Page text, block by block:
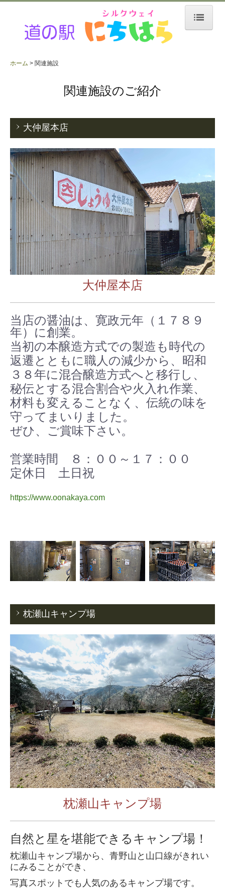
ホーム
施設紹介
フードコート
ヤマザキショップ（コンビニ）
GG場（グランドゴルフ）
研修室・シャワー室
ご利用案内
最新情報・イベント案内
関連施設
津和野逸品堂
ホーム 関連施設
関連施設のご紹介
大仲屋本店
大仲屋本店
当店の醤油は、寛政元年（ １７８９
年）に創業。
当初の本醸造方式での製造も時代の
返遷 とともに職人の減少から、昭和
３８年に混合醸造方式へと移行し、
秘伝とする混合割合や火入れ作業、
材料も変えることなく、伝統の味を
守ってまいりました。
ぜひ、ご賞味下さい。
営業時間 ８：００～１７：００
定休日 土日祝
https://www.oonakaya.com
枕瀬山キャンプ場
枕瀬山キャンプ場
自然と星を堪能できるキャンプ場！
枕瀬山キャンプ場から、青野山と山口線がきれい
にみることができ、
写真スポットでも人気のあるキャンプ場です。